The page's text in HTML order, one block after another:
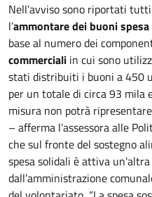
Nell’avviso sono riportati
l’ammontare dei buoni spesa
base al numero dei
commerciali in cui sono
stati distribuiti i buoni a 450
per un totale di circa 93 mila
misura non potrà
– afferma l’assessora alle
che sul fronte del sostegno
spesa solidali è attiva
dall’amministrazione